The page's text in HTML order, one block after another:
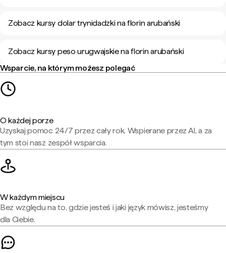
Zobacz kursy dolar trynidadzki na florin arubański
Zobacz kursy peso urugwajskie na florin arubański
Wsparcie, na którym możesz polegać
O każdej porze
Uzyskaj pomoc 24/7 przez cały rok. Wspierane przez AI, a za
tym stoi nasz zespół wsparcia.
W każdym miejscu
Bez względu na to, gdzie jesteś i jaki język mówisz, jesteśmy
dla Ciebie.